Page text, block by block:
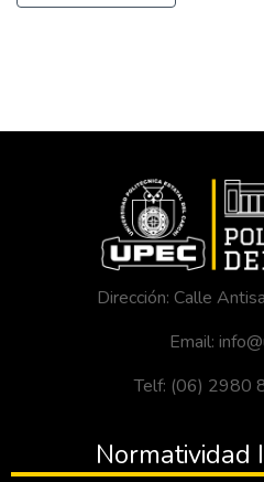
Dirección: Calle
Email:
Telf: (06) 2980
Normatividad